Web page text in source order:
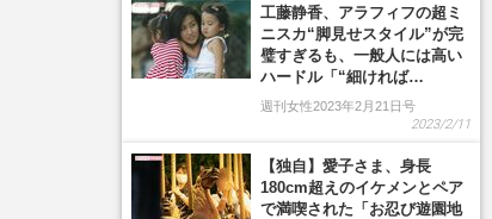
工藤静香、アラフィフの超ミ
ニスカ“脚見せスタイル”が完
璧すぎるも、一般人には高い
ハードル「“細ければ…
週刊女性2023年2月21日号
2023/2/11
【独自】愛子さま、身長
180cm超えのイケメンとペア
で満喫された「お忍び遊園地